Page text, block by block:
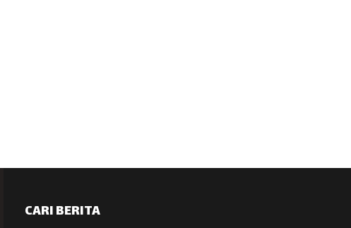
CARI BERITA